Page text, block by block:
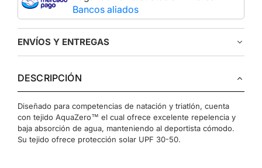
Bancos aliados
ENVÍOS Y ENTREGAS
DESCRIPCIÓN
Diseñado para competencias de natación y triatlón, cuenta
con tejido AquaZero™ el cual ofrece excelente repelencia y
baja absorción de agua, manteniendo al deportista cómodo.
Su tejido ofrece protección solar UPF 30-50.